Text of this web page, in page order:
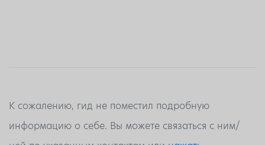
К сожалению, гид не поместил подробную
информацию о себе. Вы можете связаться с ним/